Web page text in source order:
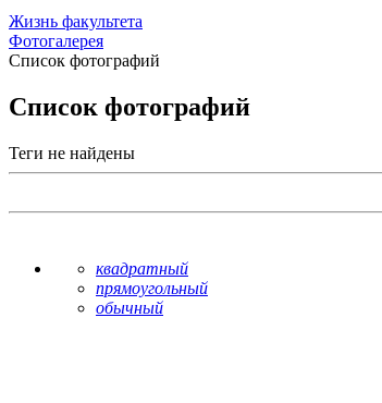
Жизнь факультета
Фотогалерея
Список фотографий
Список фотографий
Теги не найдены
квадратный
прямоугольный
обычный